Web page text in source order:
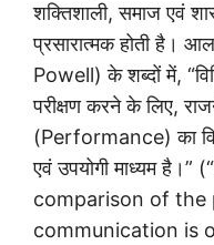
शक्तिशाली, समाज एवं
प्रसारात्मक होती है।
Powell) के शब्दों में,
परीक्षण करने के लिए,
(Performance) का
एवं उपयोगी माध्यम
comparison of
communication is